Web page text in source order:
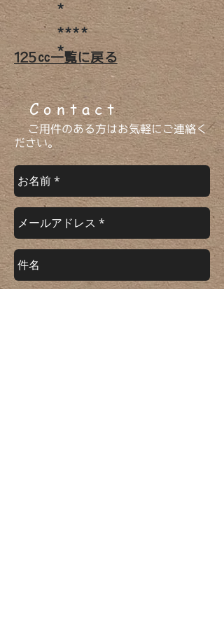
*
****
*
​125㏄一覧に戻る
​ C o n t a c t
ご用件のある方はお気軽にご連絡く
ださい。